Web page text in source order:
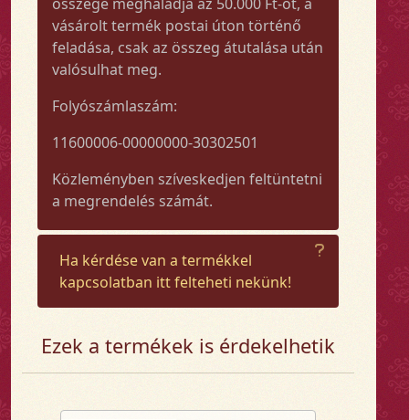
vásárolt termék postai úton történő
feladása, csak az összeg átutalása után
valósulhat meg.
Folyószámlaszám:
11600006-00000000-30302501
Közleményben szíveskedjen feltüntetni
a megrendelés számát.
Ha kérdése van a termékkel
kapcsolatban itt felteheti nekünk!
Ezek a termékek is érdekelhetik